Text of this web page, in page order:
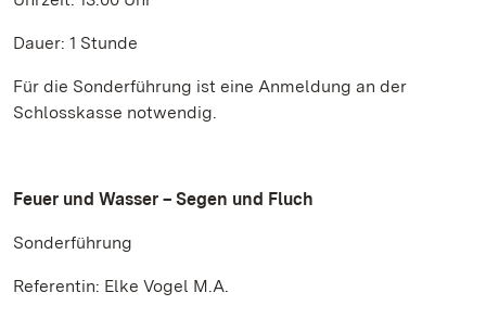
Dauer: 1 Stunde
Für die Sonderführung ist eine Anmeldung an der
Schlosskasse notwendig.
Feuer und Wasser – Segen und Fluch
Sonderführung
Referentin: Elke Vogel M.A.